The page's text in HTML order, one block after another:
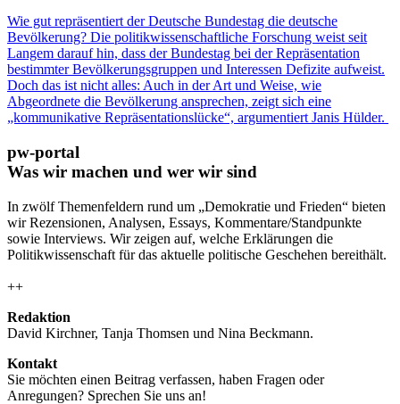
Wie gut repräsentiert der Deutsche Bundestag die deutsche
Bevölkerung? Die politikwissenschaftliche Forschung weist seit
Langem darauf hin, dass der Bundestag bei der Repräsentation
bestimmter Bevölkerungsgruppen und Interessen Defizite aufweist.
Doch das ist nicht alles: Auch in der Art und Weise, wie
Abgeordnete die Bevölkerung ansprechen, zeigt sich eine
„kommunikative Repräsentationslücke“, argumentiert Janis Hülder.
pw-portal
Was wir machen und wer wir sind
In zwölf Themenfeldern rund um „Demokratie und Frieden“ bieten
wir Rezensionen, Analysen, Essays, Kommentare/Standpunkte
sowie Interviews. Wir zeigen auf, welche Erklärungen die
Politikwissenschaft für das aktuelle politische Geschehen bereithält.
++
Redaktion
David Kirchner, Tanja Thomsen und Nina Beckmann.
Kontakt
Sie möchten einen Beitrag verfassen, haben Fragen oder
Anregungen? Sprechen Sie uns an!